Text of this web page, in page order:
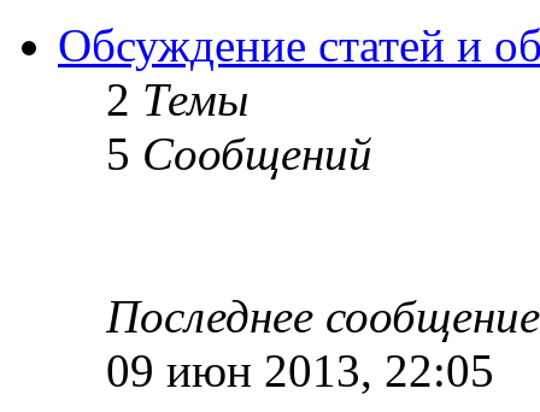
Обсуждение статей и
2 Темы
5 Сообщений
Последнее сообщение
09 июн 2013, 22:05